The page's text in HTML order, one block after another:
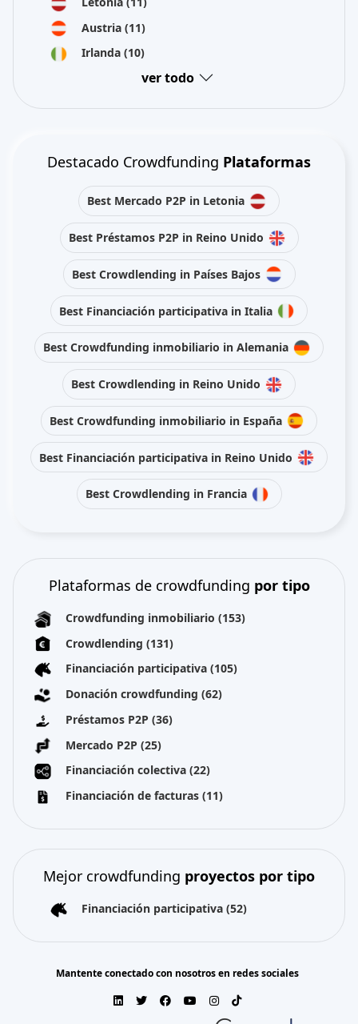
Austria (11)
Irlanda (10)
ver todo
Destacado Crowdfunding Plataformas
Best Mercado P2P in Letonia
Best Préstamos P2P in Reino Unido
Best Crowdlending in Países Bajos
Best Financiación participativa in Italia
Best Crowdfunding inmobiliario in Alemania
Best Crowdlending in Reino Unido
Best Crowdfunding inmobiliario in España
Best Financiación participativa in Reino Unido
Best Crowdlending in Francia
Plataformas de crowdfunding por tipo
Crowdfunding inmobiliario (153)
Crowdlending (131)
Financiación participativa (105)
Donación crowdfunding (62)
Préstamos P2P (36)
Mercado P2P (25)
Financiación colectiva (22)
Financiación de facturas (11)
Mejor crowdfunding proyectos por tipo
Financiación participativa (52)
Mantente conectado con nosotros en redes sociales